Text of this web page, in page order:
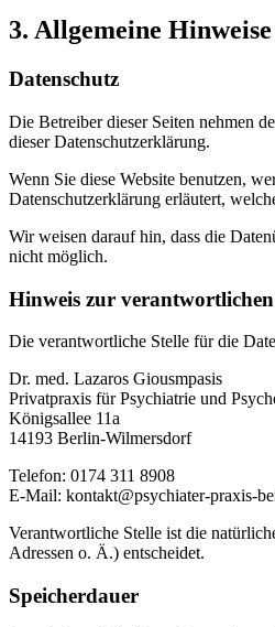
3. Allgemeine
Datenschutz
Die Betreiber dieser Seiten nehmen
dieser Datenschutzerklärung.
Wenn Sie diese Website benutzen,
Datenschutzerklärung erläutert,
Wir weisen darauf hin, dass die
nicht möglich.
Hinweis zur verantwortlichen
Die verantwortliche Stelle für die
Dr. med. Lazaros Giousmpasis
Privatpraxis für Psychiatrie und
Königsallee 11a
14193 Berlin-Wilmersdorf
Telefon: 0174 311 8908
E-Mail: kontakt@psychiater-praxis-
Verantwortliche Stelle ist die
Adressen o. Ä.) entscheidet.
Speicherdauer